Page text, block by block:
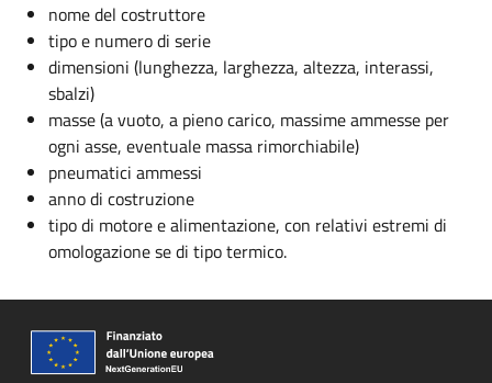
nome del costruttore
tipo e numero di serie
dimensioni (lunghezza, larghezza, altezza, interassi,
sbalzi)
masse (a vuoto, a pieno carico, massime ammesse per
ogni asse, eventuale massa rimorchiabile)
pneumatici ammessi
anno di costruzione
tipo di motore e alimentazione, con relativi estremi di
omologazione se di tipo termico.